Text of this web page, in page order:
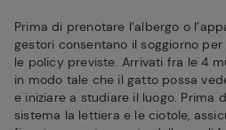
Prima di prenotare l’albergo o
gestori consentano il soggiorno
le policy previste. Arrivati fra le 4
in modo tale che il gatto possa
e iniziare a studiare il luogo. Prima
sistema la lettiera e le ciotole,